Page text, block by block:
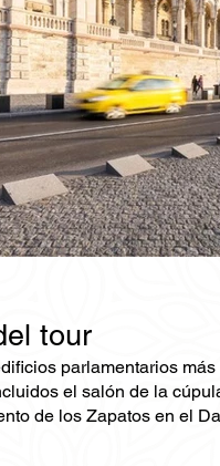
tour
parlamentarios
el salón de la
de los Zapatos en el